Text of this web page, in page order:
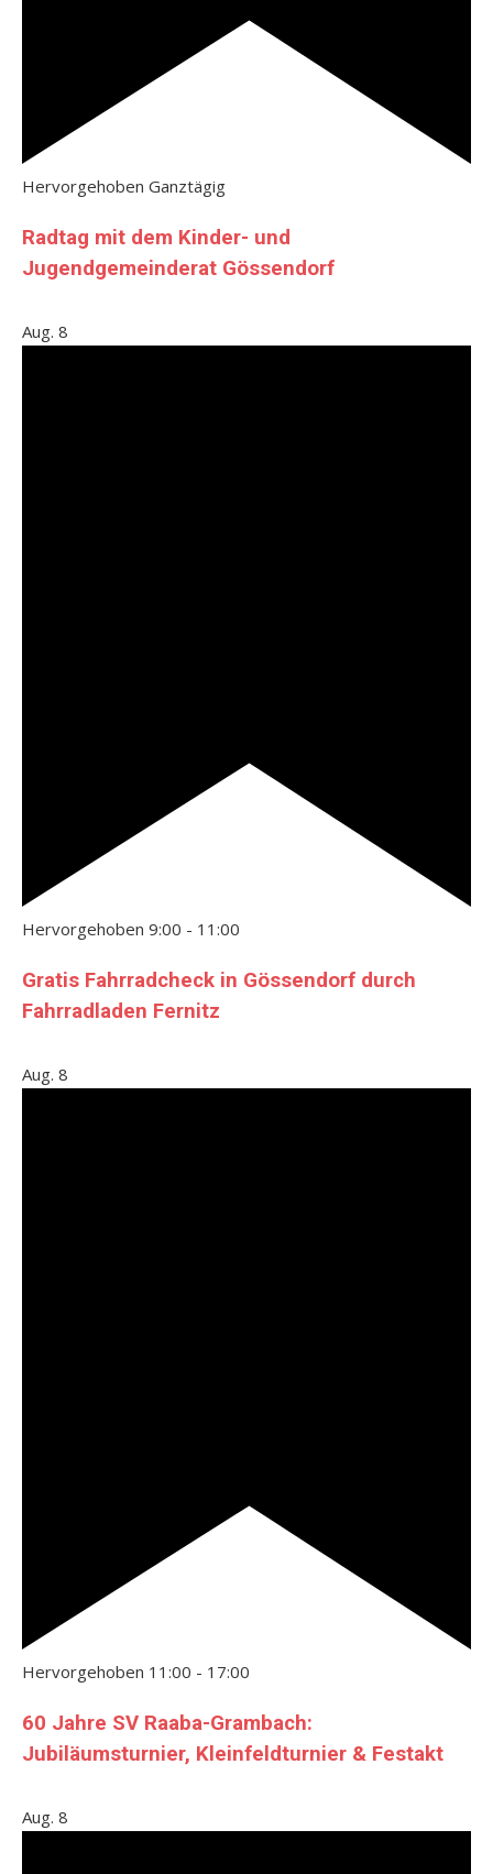
Hervorgehoben Ganztägig
Radtag mit dem Kinder- und
Jugendgemeinderat Gössendorf
Aug. 8
Hervorgehoben 9:00 - 11:00
Gratis Fahrradcheck in Gössendorf durch
Fahrradladen Fernitz
Aug. 8
Hervorgehoben 11:00 - 17:00
60 Jahre SV Raaba-Grambach:
Jubiläumsturnier, Kleinfeldturnier & Festakt
Aug. 8